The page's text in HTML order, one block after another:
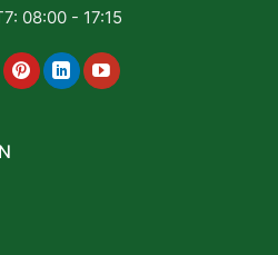
Balo
08:00 - 17:15